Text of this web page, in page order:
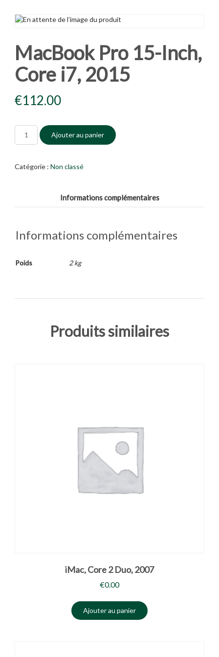
MacBook Pro 15-Inch,
Core i7, 2015
€112.00
Ajouter au panier
Catégorie : Non classé
Informations complémentaires
Informations complémentaires
Poids 2 kg
Produits similaires
iMac, Core 2 Duo, 2007
€0.00
Ajouter au panier